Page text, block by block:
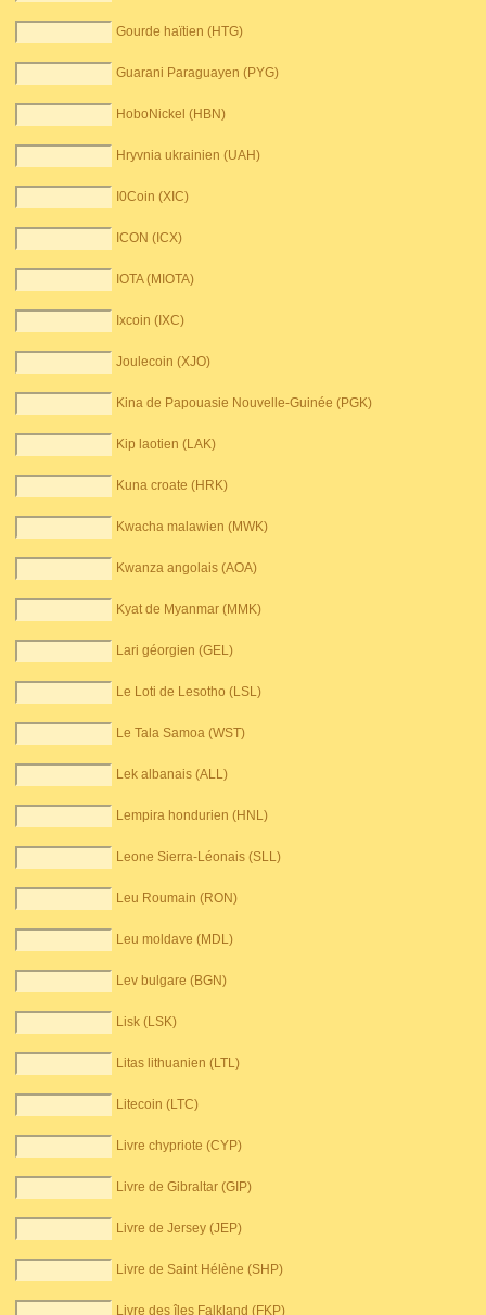
Gourde haïtien (HTG)
Guarani Paraguayen (PYG)
HoboNickel (HBN)
Hryvnia ukrainien (UAH)
I0Coin (XIC)
ICON (ICX)
IOTA (MIOTA)
Ixcoin (IXC)
Joulecoin (XJO)
Kina de Papouasie Nouvelle-Guinée (PGK)
Kip laotien (LAK)
Kuna croate (HRK)
Kwacha malawien (MWK)
Kwanza angolais (AOA)
Kyat de Myanmar (MMK)
Lari géorgien (GEL)
Le Loti de Lesotho (LSL)
Le Tala Samoa (WST)
Lek albanais (ALL)
Lempira hondurien (HNL)
Leone Sierra-Léonais (SLL)
Leu Roumain (RON)
Leu moldave (MDL)
Lev bulgare (BGN)
Lisk (LSK)
Litas lithuanien (LTL)
Litecoin (LTC)
Livre chypriote (CYP)
Livre de Gibraltar (GIP)
Livre de Jersey (JEP)
Livre de Saint Hélène (SHP)
Livre des îles Falkland (FKP)